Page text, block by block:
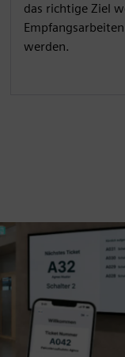
das richtige Ziel
werden.